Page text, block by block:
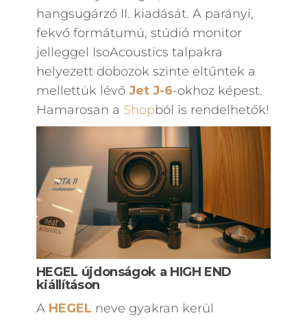
hangsugárzó II. kiadását. A parányi,
fekvő formátumú, stúdió monitor
jelleggel IsoAcoustics talpakra
helyezett dobozok szinte eltűntek a
mellettük lévőJet J-6-okhoz képest.
Hamarosan a Shopból is rendelhetők!
HEGEL újdonságok a HIGH END
kiállításon
A HEGEL neve gyakran kerül